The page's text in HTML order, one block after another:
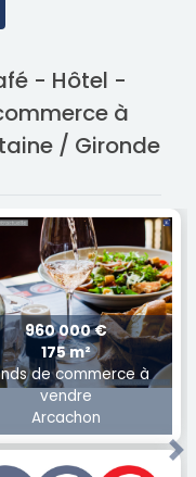
- Hôtel -
à
/ Gironde
960 000 €
175 m²
de commerce à
vendre
Arcachon